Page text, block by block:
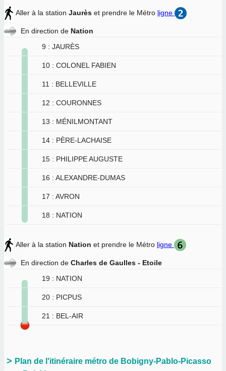
Aller à la station Jaurès et prendre le Métro ligne
En direction de Nation
9 : JAURÈS
10 : COLONEL FABIEN
11 : BELLEVILLE
12 : COURONNES
13 : MÉNILMONTANT
14 : PÈRE-LACHAISE
15 : PHILIPPE AUGUSTE
16 : ALEXANDRE-DUMAS
17 : AVRON
18 : NATION
Aller à la station Nation et prendre le Métro ligne
En direction de Charles de Gaulles - Etoile
19 : NATION
20 : PICPUS
21 : BEL-AIR
Plan de l'itinéraire métro de Bobigny-Pablo-Picasso